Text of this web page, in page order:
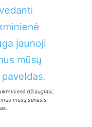
džiaugiasi,
mūsų senasis